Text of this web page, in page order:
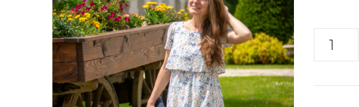
Automne/Hiver 2025
Direction le Sud – 2025
Capsule Bleue de Janvier –
2025
-